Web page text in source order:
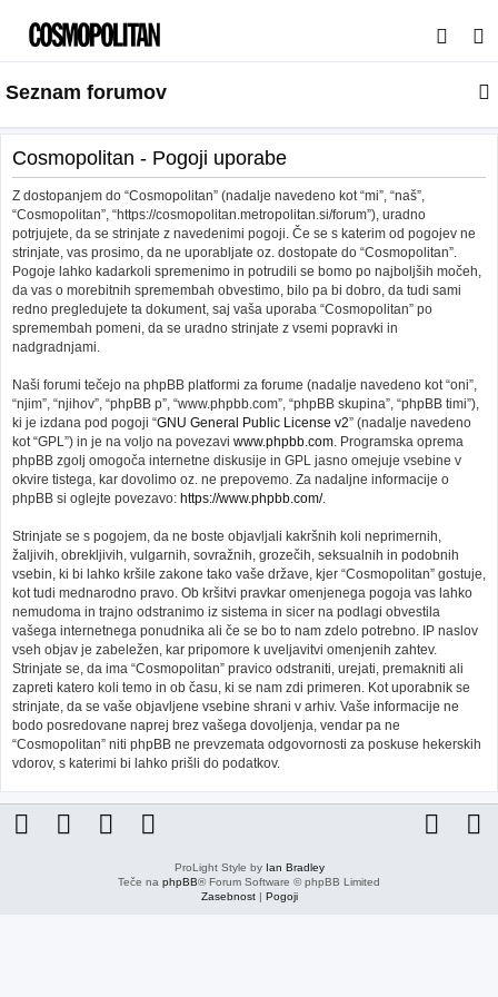
s
a
j
Seznam forumov
Cosmopolitan - Pogoji uporabe
Z dostopanjem do “Cosmopolitan” (nadalje navedeno kot “mi”, “naš”,
“Cosmopolitan”, “https://cosmopolitan.metropolitan.si/forum”), uradno
potrjujete, da se strinjate z navedenimi pogoji. Če se s katerim od pogojev ne
strinjate, vas prosimo, da ne uporabljate oz. dostopate do “Cosmopolitan”.
Pogoje lahko kadarkoli spremenimo in potrudili se bomo po najboljših močeh,
da vas o morebitnih spremembah obvestimo, bilo pa bi dobro, da tudi sami
redno pregledujete ta dokument, saj vaša uporaba “Cosmopolitan” po
spremembah pomeni, da se uradno strinjate z vsemi popravki in
nadgradnjami.
Naši forumi tečejo na phpBB platformi za forume (nadalje navedeno kot “oni”,
“njim”, “njihov”, “phpBB p”, “www.phpbb.com”, “phpBB skupina”, “phpBB timi”),
ki je izdana pod pogoji “GNU General Public License v2” (nadalje navedeno
kot “GPL”) in je na voljo na povezavi www.phpbb.com. Programska oprema
phpBB zgolj omogoča internetne diskusije in GPL jasno omejuje vsebine v
okvire tistega, kar dovolimo oz. ne prepovemo. Za nadaljne informacije o
phpBB si oglejte povezavo: https://www.phpbb.com/.
Strinjate se s pogojem, da ne boste objavljali kakršnih koli neprimernih,
žaljivih, obrekljivih, vulgarnih, sovražnih, grozečih, seksualnih in podobnih
vsebin, ki bi lahko kršile zakone tako vaše države, kjer “Cosmopolitan” gostuje,
kot tudi mednarodno pravo. Ob kršitvi pravkar omenjenega pogoja vas lahko
nemudoma in trajno odstranimo iz sistema in sicer na podlagi obvestila
vašega internetnega ponudnika ali če se bo to nam zdelo potrebno. IP naslov
vseh objav je zabeležen, kar pripomore k uveljavitvi omenjenih zahtev.
Strinjate se, da ima “Cosmopolitan” pravico odstraniti, urejati, premakniti ali
zapreti katero koli temo in ob času, ki se nam zdi primeren. Kot uporabnik se
strinjate, da se vaše objavljene vsebine shrani v arhiv. Vaše informacije ne
bodo posredovane naprej brez vašega dovoljenja, vendar pa ne
“Cosmopolitan” niti phpBB ne prevzemata odgovornosti za poskuse hekerskih
vdorov, s katerimi bi lahko prišli do podatkov.
ProLight Style by Ian Bradley
Teče na phpBB® Forum Software © phpBB Limited
Zasebnost| Pogoji